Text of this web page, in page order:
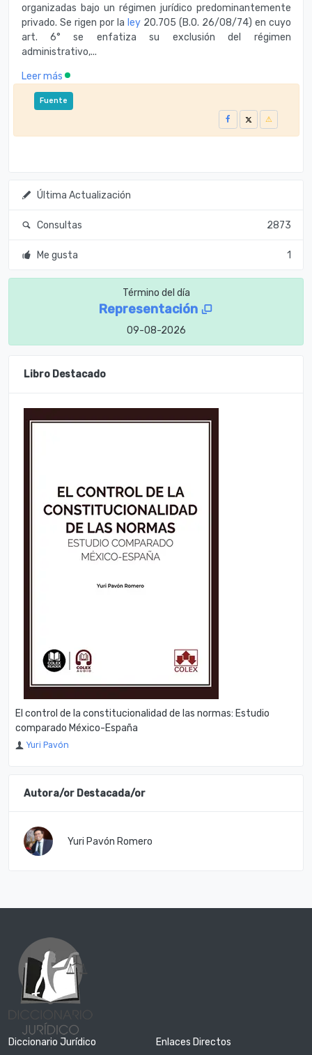
organizadas bajo un régimen jurídico predominantemente
privado. Se rigen por la ley20.705 (B.O. 26/08/74) en cuyo
art. 6° se enfatiza su exclusión del régimen
administrativo,...
Leer más
Fuente
Última Actualización
Consultas 2873
Me gusta 1
Término del día
Representación
09-08-2026
Libro Destacado
El control de la constitucionalidad de las normas: Estudio
comparado México-España
Yuri Pavón
Autora/or Destacada/or
Yuri Pavón Romero
Diccionario Jurídico Enlaces Directos